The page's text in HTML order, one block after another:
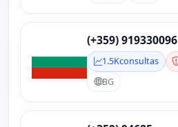
(+359) 919330096
1.5Kconsultas
BG